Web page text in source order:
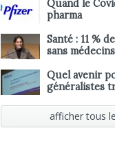
Quand le
pharma
Santé : 11 %
sans
Quel avenir
généralistes
afficher tous